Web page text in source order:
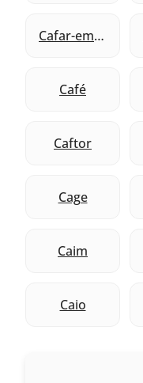
Cafar-emona
Café
Caftor
Cage
Caim
Caio